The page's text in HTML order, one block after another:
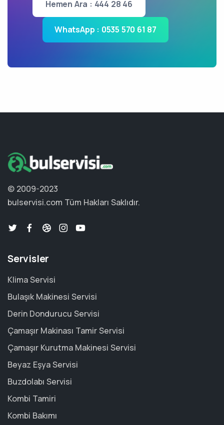
Hemen Ara : 444 28 46
WhatsApp : 0535 570 61 87
© 2009-2023
bulservisi.com Tüm Hakları Saklıdır.
Servisler
Klima Servisi
Bulaşık Makinesi Servisi
Derin Dondurucu Servisi
Çamaşır Makinası Tamir Servisi
Çamaşır Kurutma Makinesi Servisi
Beyaz Eşya Servisi
Buzdolabı Servisi
Kombi Tamiri
Kombi Bakımı